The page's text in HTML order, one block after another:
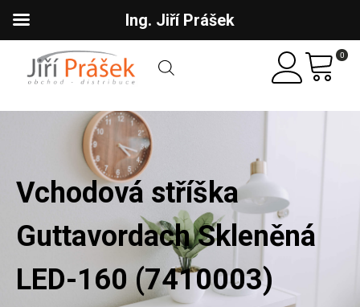
0
Vchodová stříška
Guttavordach Skleněná
LED-160 (7410003)
Ing. Jiří Prášek